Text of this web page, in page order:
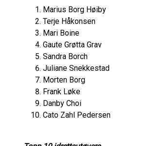
Marius Borg Høiby
Terje Håkonsen
Mari Boine
Gaute Grøtta Grav
Sandra Borch
Juliane Snekkestad
Morten Borg
Frank Løke
Danby Choi
Cato Zahl Pedersen